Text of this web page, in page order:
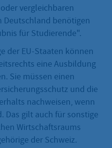
vergleichbaren
benötigen
für Studierende".
der EU-Staaten können
eine Ausbildung
Sie müssen einen
und die
nachweisen, wenn
Das gilt auch für sonstige
Wirtschaftsraums
der Schweiz.